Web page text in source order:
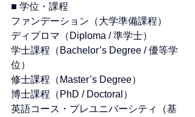
■ 学位・課程
ファンデーション（大学準備課程）
ディプロマ（Diploma / 準学士）
学士課程（Bachelor’s Degree / 優等学
位）
修士課程（Master’s Degree）
博士課程（PhD / Doctoral）
英語コース・プレユニバーシティ（基